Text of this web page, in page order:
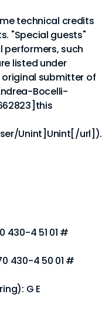
technical credits
"Special guests"
performers, such
listed under
submitter of
Bocelli-
Unint]Unint[/url]).
430-4 51 01 #
430-4 50 01 #
G E